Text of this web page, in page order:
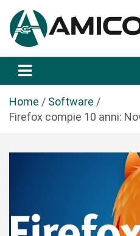
a
Amicopc.com
Home
Software
Firefox compie 10 anni: